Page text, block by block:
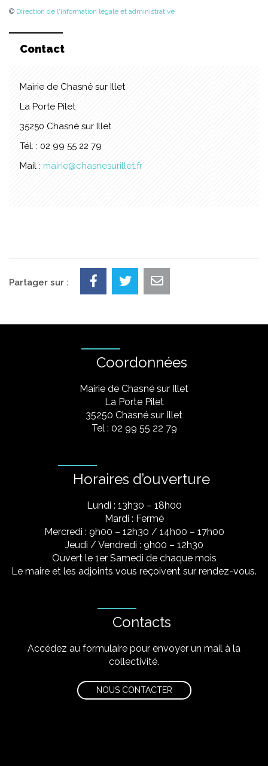
© Direction de l'information légale et administrative
Contact
Mairie de Chasné sur Illet
La Porte Pilet
35250 Chasné sur Illet
Tél. : 02 99 55 22 79
Mail : mairie@chasnesurillet.fr
Partager sur :
Coordonnées
Mairie de Chasné sur Illet
La Porte Pilet
35250 Chasné sur Illet
Tel : 02 99 55 22 79
Horaires d’ouverture
Lundi : 13h30 – 18h00
Mardi : Fermé
Mercredi : 9h00 – 12h30 / 14h00 – 17h00
Jeudi / Vendredi : 9h00 – 12h30
Ouvert le 1er Samedi de chaque mois
Le maire et les adjoints vous reçoivent sur rendez-vous.
Contacts
Accédez au formulaire pour envoyer un mail à la
collectivité.
NOUS CONTACTER